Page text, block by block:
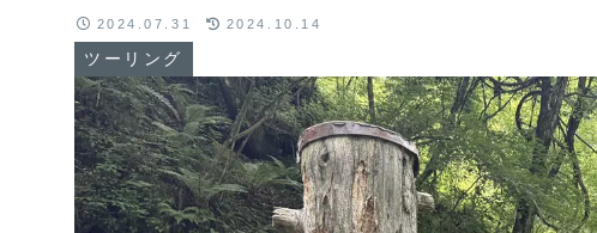
ツーリング
2024.07.31 2024.10.14